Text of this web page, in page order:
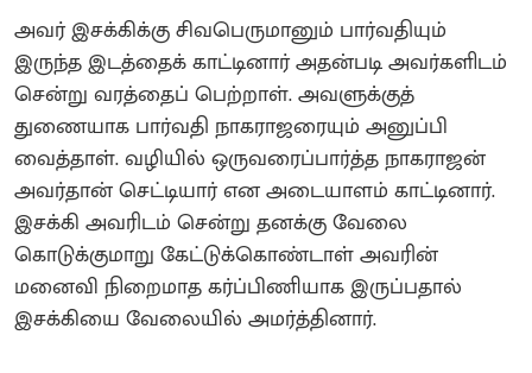
அவர் இசக்கிக்கு சிவபெருமானும் பார்வதியும்
இருந்த இடத்தைக் காட்டினார்‌ அதன்படி அவர்களிடம்
சென்று வரத்தைப் பெற்றாள். அவளுக்குத்
துணையாக பார்வதி நாகராஜரையும் அனுப்பி
வைத்தாள். வழியில் ஒருவரைப்பார்த்த நாகராஜன்
அவர்தான் செட்டியார் என அடையாளம் காட்டினார்.
இசக்கி அவரிடம் சென்று தனக்கு வேலை
கொடுக்குமாறு கேட்டுக்கொண்டாள்‌ அவரின்
மனைவி நிறைமாத கர்ப்பிணியாக இருப்பதால்
இசக்கியை வேலையில் அமர்த்தினார்.